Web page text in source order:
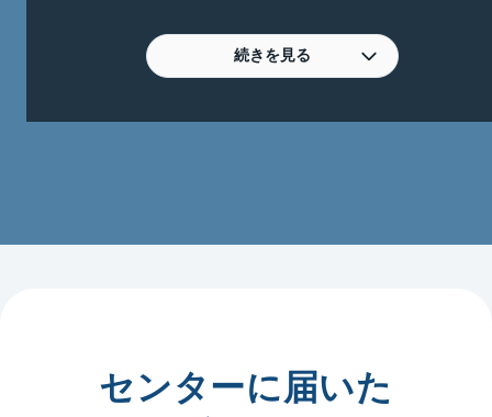
・都営新宿線
【船堀駅周辺から篠崎駅周辺】
住所では葛飾区・江戸川区にわたりマンション、土
当エリア、不動産に精通したスタッフ１０名が、お客
様の良きパートナーとして最善のご提案をさせていた
続きを見る
センターに届いた